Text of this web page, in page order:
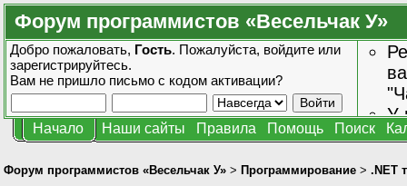
Форум программистов «Весельчак У»
Добро пожаловать, Гость. Пожалуйста, войдите или
зарегистрируйтесь.
Вам не пришло письмо с кодом активации?
У
Начало Наши сайты Правила Помощь Поиск
Форум программистов «Весельчак У» > Программирование > .NET